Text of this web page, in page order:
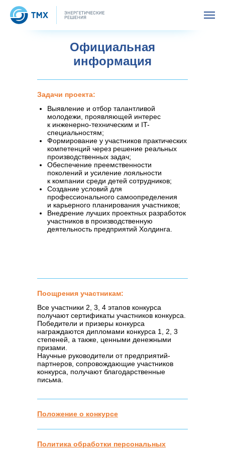
Официальная
информация
Выявление и отбор талантливой
молодежи, проявляющей интерес
к инженерно-техническим и IT-
специальностям;
Формирование у участников практических
компетенций через решение реальных
производственных задач;
Обеспечение преемственности
поколений и усиление лояльности
к компании среди детей сотрудников;
Создание условий для
профессионального самоопределения
и карьерного планирования участников;
Внедрение лучших проектных разработок
участников в производственную
деятельность предприятий Холдинга.
Задачи проекта:
Все участники 2, 3, 4 этапов конкурса
получают сертификаты участников конкурса.
Победители и призеры конкурса
награждаются дипломами конкурса 1, 2, 3
степеней, а также, ценными денежными
призами.
Научные руководители от предприятий-
партнеров, сопровождающие участников
конкурса, получают благодарственные
письма.
Поощрения участникам:
Положение о конкурсе
Политика обработки персональных